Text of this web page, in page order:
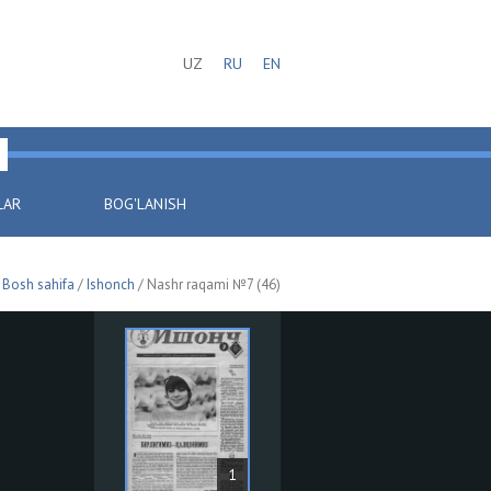
UZ RU EN
BOG'LANISH
Bosh sahifa /Ishonch / Nashr raqami №7 (46)
1